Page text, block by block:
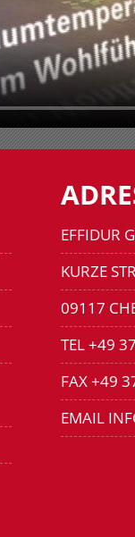
EFFIDUR
KURZE
09117
TEL +49
FAX +49
EMAIL